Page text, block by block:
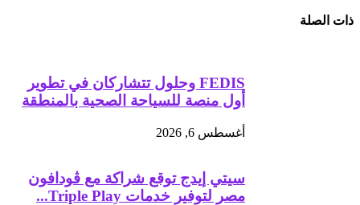
ذات الصلة
FEDIS وحلول تتشاركان في تطوير
أول منصة للسياحة الصحية بالمنطقة
أغسطس 6, 2026
سيتي إيدج توقع شراكة مع ڤودافون
مصر لتوفير خدمات Triple Play...